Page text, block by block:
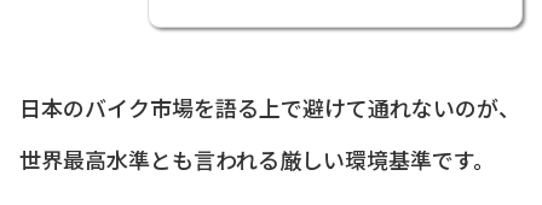
日本のバイク市場を語る上で避けて通れないのが、
世界最高水準とも言われる厳しい環境基準です。